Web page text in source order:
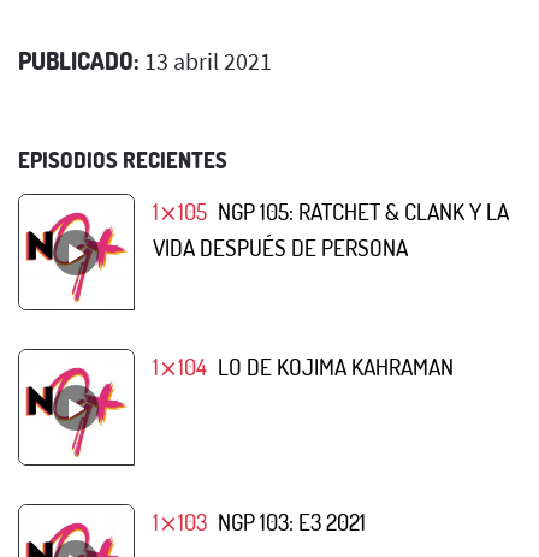
PUBLICADO: 13 abril 2021
EPISODIOS RECIENTES
1⨯105 NGP 105: RATCHET & CLANK Y LA
VIDA DESPUÉS DE PERSONA
1⨯104 LO DE KOJIMA KAHRAMAN
1⨯103 NGP 103: E3 2021